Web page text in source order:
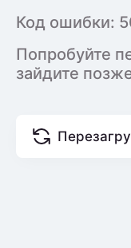
Код ошибки:
Попробуйте
зайдите